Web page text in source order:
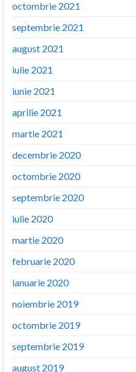
octombrie 2021
septembrie 2021
august 2021
iulie 2021
iunie 2021
aprilie 2021
martie 2021
decembrie 2020
octombrie 2020
septembrie 2020
iulie 2020
martie 2020
februarie 2020
ianuarie 2020
noiembrie 2019
octombrie 2019
septembrie 2019
august 2019